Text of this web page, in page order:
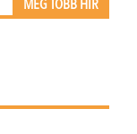
MÉG TÖBB HÍR